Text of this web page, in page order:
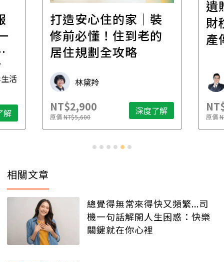
活
解
打造安心住的家｜裝
修前必懂！住到老的
居住規劃全攻略
林黛羚
NT$2,900
原價NT$5,600 深度了解
遺
財
產
原價
相關文章
總覺得無常來得快又頻繁...司
機一句話解開人生困惑：快樂
關鍵就在你心裡